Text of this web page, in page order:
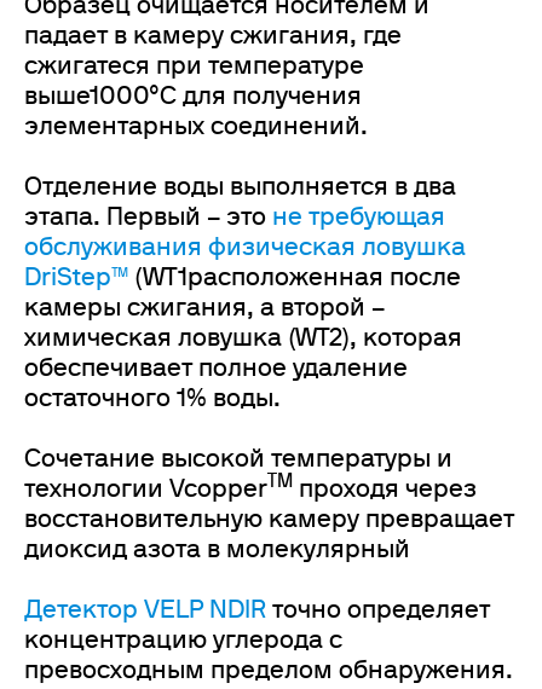
Образец очищается носителем и
падает в камеру сжигания, где
сжигатеся при температуре
выше1000°C для получения
элементарных соединений.
Отделение воды выполняется в два
этапа. Первый – это не требующая
обслуживания физическая ловушка
DriStep™ (WT1расположенная после
камеры сжигания, а второй –
химическая ловушка (WT2), которая
обеспечивает полное удаление
остаточного 1% воды.
Сочетание высокой температуры и
технологии Vcopper TM проходя через
восстановительную камеру превращает
диоксид азота в молекулярный
Детектор VELP NDIR точно определяет
концентрацию углерода с
превосходным пределом обнаружения.